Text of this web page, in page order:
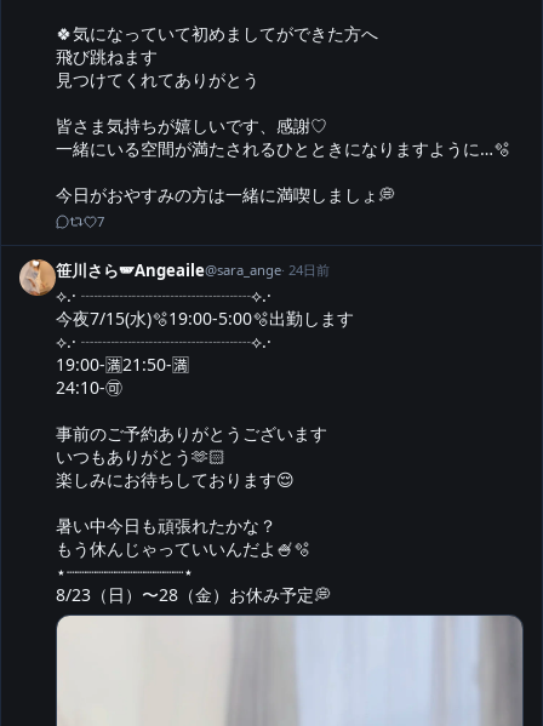
🍀︎気になっていて初めましてができた方へ
飛び跳ねます
見つけてくれてありがとう
皆さま気持ちが嬉しいです、感謝♡
一緒にいる空間が満たされるひとときになりますように…🫧
今日がおやすみの方は一緒に満喫しましょ💭
7
笹川さら🪽Angeaile@sara_ange· 24日前
⟡.· ┈┈┈┈┈┈┈┈┈┈⟡.·
今夜7/15(水)🫧19:00-5:00🫧出勤します
⟡.· ┈┈┈┈┈┈┈┈┈┈⟡.·
19:00-🈵21:50-🈵
24:10-🉑
事前のご予約ありがとうございます
いつもありがとう🫶🏻
楽しみにお待ちしております😌
暑い中今日も頑張れたかな？
もう休んじゃっていいんだよ🍧🫧
⋆┈┈┈┈┈┈┈┈┈┈┈┈⋆
8/23（日）〜28（金）お休み予定💭